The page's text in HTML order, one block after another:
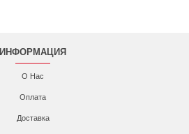
ИНФОРМАЦИЯ
О Нас
Оплата
Доставка